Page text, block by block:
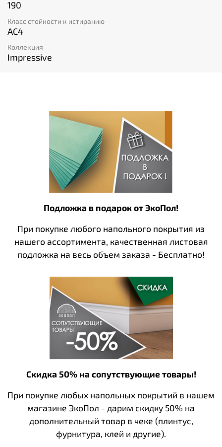
190
Класс стойкости к истиранию
AC4
Коллекция
Impressive
Подложка в подарок от ЭкоПол!
При покупке любого напольного покрытия из
нашего ассортимента, качественная листовая
подложка на весь объем заказа - Бесплатно!
Скидка 50% на сопутствующие товары!
При покупке любых напольных покрытий в нашем
магазине ЭкоПол - дарим скидку 50% на
дополнительный товар в чеке (плинтус,
фурнитура, клей и другие).